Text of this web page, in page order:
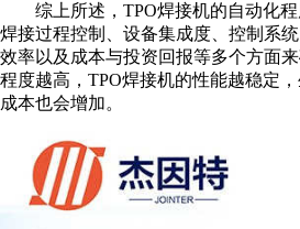
综上所述，TPO焊接机的自动化程
焊接过程控制、设备集成度、控制系
效率以及成本与投资回报等多个方面
程度越高，TPO焊接机的性能越稳定
成本也会增加。